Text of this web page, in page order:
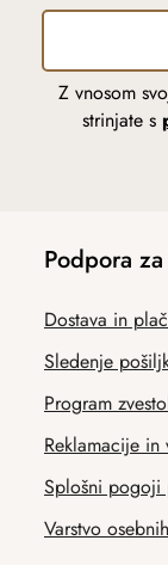
Z vnosom
strinjate s
Podpora
Dostava in
Sledenje
Program
Reklamacije in
Splošni pogoji
Varstvo